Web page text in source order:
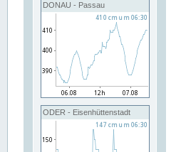
DONAU - Passau
ODER - Eisenhüttenstadt